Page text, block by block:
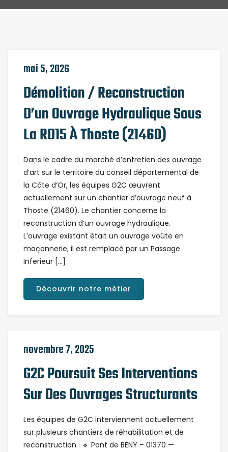
mai 5, 2026
Démolition / Reconstruction
D’un Ouvrage Hydraulique Sous
La RD15 À Thoste (21460)
Dans le cadre du marché d’entretien des ouvrage
d’art sur le territoire du conseil départemental de
la Côte d’Or, les équipes G2C œuvrent
actuellement sur un chantier d’ouvrage neuf à
Thoste (21460). Le chantier concerne la
reconstruction d’un ouvrage hydraulique.
L’ouvrage existant était un ouvrage voûte en
maçonnerie, il est remplacé par un Passage
Inferieur […]
Découvrir notre métier
novembre 7, 2025
G2C Poursuit Ses Interventions
Sur Des Ouvrages Structurants
Les équipes de G2C interviennent actuellement
sur plusieurs chantiers de réhabilitation et de
reconstruction : 🔹 Pont de BENY – 01370 —